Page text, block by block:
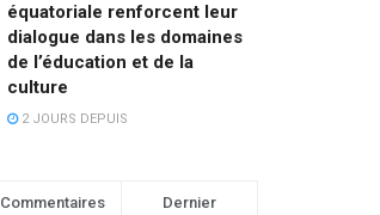
équatoriale renforcent leur
dialogue dans les domaines
de l’éducation et de la
culture
2 JOURS DEPUIS
Commentaires Dernier